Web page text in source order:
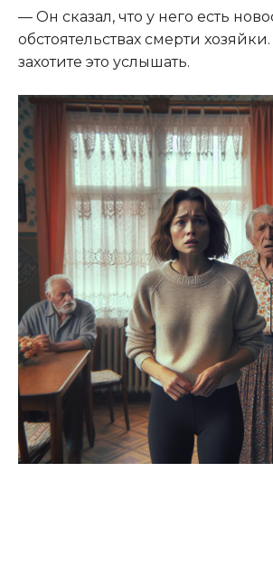
​— Он сказал, что у него есть
обстоятельствах смерти
захотите это услышать.​